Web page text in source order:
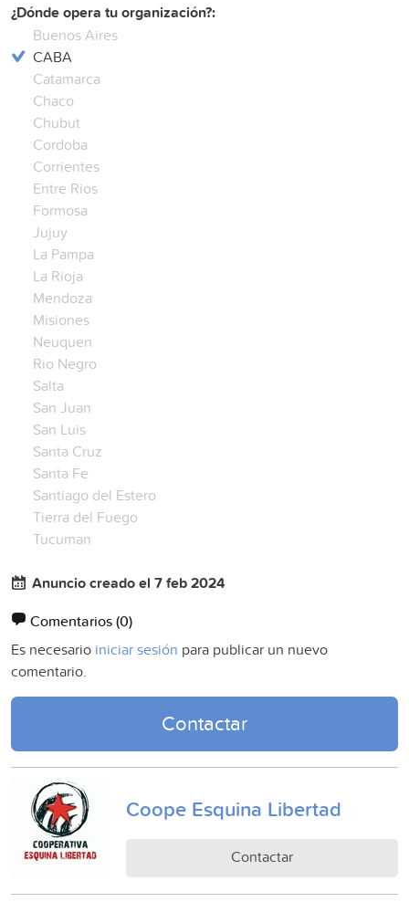
¿Dónde opera tu organización?:
Buenos Aires
CABA
Catamarca
Chaco
Chubut
Cordoba
Corrientes
Entre Rios
Formosa
Jujuy
La Pampa
La Rioja
Mendoza
Misiones
Neuquen
Rio Negro
Salta
San Juan
San Luis
Santa Cruz
Santa Fe
Santiago del Estero
Tierra del Fuego
Tucuman
Anuncio creado el 7 feb 2024
Comentarios(0)
Es necesario iniciar sesión para publicar un nuevo
comentario.
Contactar
Coope Esquina Libertad
Contactar